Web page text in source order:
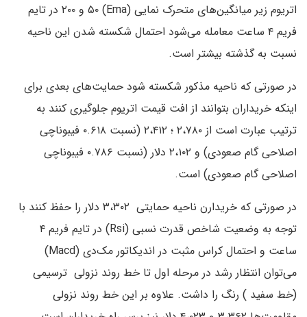
اتریوم زیر میانگین‌های متحرک نمایی (Ema) ۵۰ و ۲۰۰ در تایم
فریم ۴ ساعت معامله می‌شود احتمال شکسته شدن این ناحیه
نسبت به گذشته بیشتر است.
در صورتی که ناحیه مذکور شکسته شود حمایت‌های بعدی برای
اینکه خریداران بتوانند از افت قیمت اتریوم جلوگیری کنند به
ترتیب عبارت است از ۲،۷۸۰ ؛ ۲،۴۱۲ (نسبت ۰.۶۱۸ فیبوناچی
اصلاحی گام صعودی) و ۲،۱۰۲ دلار (نسبت ۰.۷۸۶ فیبوناچی
اصلاحی گام صعودی) است.
در صورتی که خریدارن ناحیه حمایتی ۳،۳۰۲ دلار را حفظ کنند با
توجه به وضعیت شاخص قدرت نسبی (Rsi) در تایم فریم ۴
ساعت و احتمال کراس مثبت در اندیکاتور مک‌دی (Macd)
می‌توان انتظار رشد در مرحله اول تا خط روند نزولی ترسیمی
(خط سفید ) رنگ را داشت. علاوه بر این خط روند نزولی